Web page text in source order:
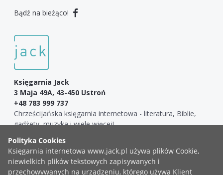
Bądź na bieżąco!
Księgarnia Jack
3 Maja 49A, 43-450 Ustroń
+48 783 999 737
Chrześcijańska księgarnia internetowa - literatura, Biblie,
gadżety, muzyka i wiele więcej!